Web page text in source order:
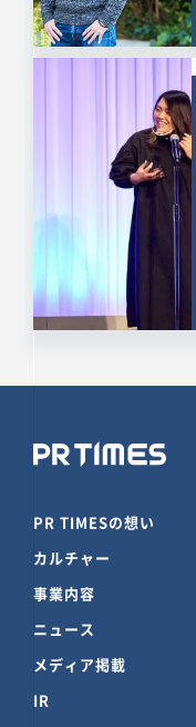
PR TIMESの想い
カルチャー
事業内容
ニュース
メディア掲載
IR